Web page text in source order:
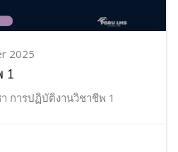
2025
1
การปฏิบัติงานวิชาชีพ 1